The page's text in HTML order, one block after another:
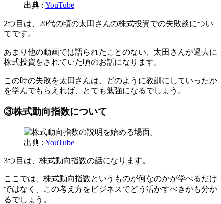
出典 : YouTube
2つ目は、20代の頃の太田さんの株式投資での失敗談につい
てです。
あまり他の動画では語られたことのない、太田さんが過去に
株式投資をされていた頃のお話になります。
この時の失敗を太田さんは、どのように教訓にしていったか
を学んでもらえれば、とても勉強になるでしょう。
③株式動向指数について
出典 : YouTube
3つ目は、株式動向指数の話になります。
ここでは、株式動向指数というものが何なのかが学べるだけ
ではなく、この考え方をビジネスでどう活かすべきかも分か
るでしょう。